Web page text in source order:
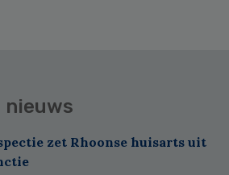
nieuws
zet Rhoonse huisarts uit